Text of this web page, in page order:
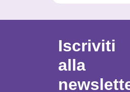
Iscriviti
alla